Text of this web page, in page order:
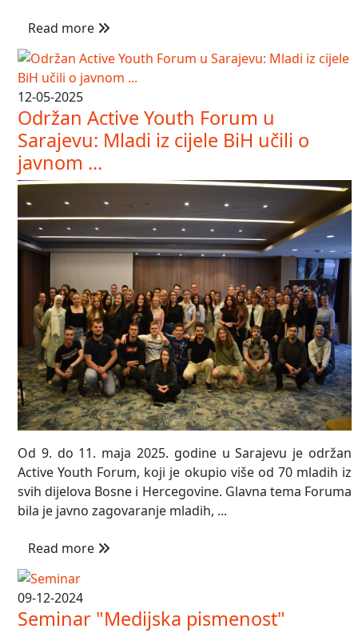
Read more
12-05-2025
Održan Active Youth Forum u
Sarajevu: Mladi iz cijele BiH učili o
javnom ...
Od 9. do 11. maja 2025. godine u Sarajevu je održan
Active Youth Forum, koji je okupio više od 70 mladih iz
svih dijelova Bosne i Hercegovine. Glavna tema Foruma
bila je javno zagovaranje mladih, ...
Read more
09-12-2024
Seminar "Medijska pismenost"